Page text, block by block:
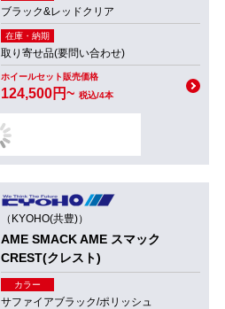
ブラック&レッドクリア
在庫・納期
取り寄せ品(要問い合わせ)
ホイールセット販売価格
124,500円~ 税込/4本
（KYOHO(共豊)）
AME SMACK AME スマック
CREST(クレスト)
カラー
サファイアブラック/ポリッシュ